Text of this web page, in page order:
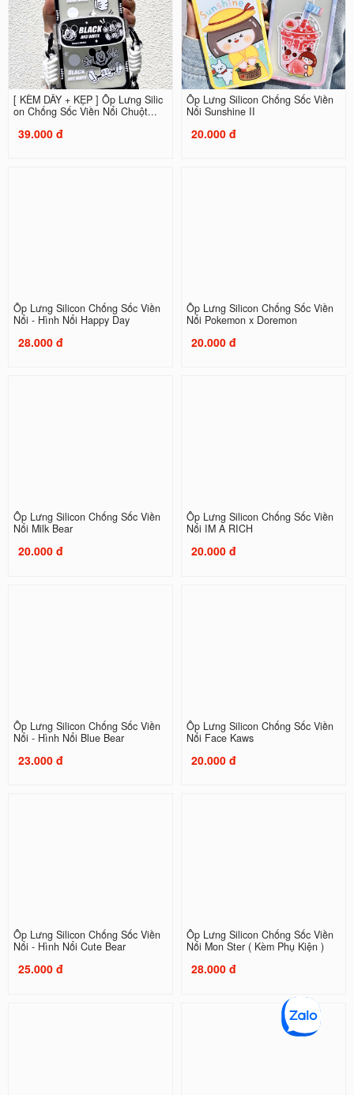
[ KÈM DÂY + KẸP ] Ốp Lưng Silic
on Chống Sốc Viền Nổi Chuột...
39.000 đ
Ốp Lưng Silicon Chống Sốc Viền
Nổi Sunshine II
20.000 đ
Ốp Lưng Silicon Chống Sốc Viền
Nổi - Hình Nổi Happy Day
28.000 đ
Ốp Lưng Silicon Chống Sốc Viền
Nổi Pokemon x Doremon
20.000 đ
Ốp Lưng Silicon Chống Sốc Viền
Nổi Milk Bear
20.000 đ
Ốp Lưng Silicon Chống Sốc Viền
Nổi IM A RICH
20.000 đ
Ốp Lưng Silicon Chống Sốc Viền
Nổi - Hình Nổi Blue Bear
23.000 đ
Ốp Lưng Silicon Chống Sốc Viền
Nổi Face Kaws
20.000 đ
Ốp Lưng Silicon Chống Sốc Viền
Nổi - Hình Nổi Cute Bear
25.000 đ
Ốp Lưng Silicon Chống Sốc Viền
Nổi Mon Ster ( Kèm Phụ Kiện )
28.000 đ